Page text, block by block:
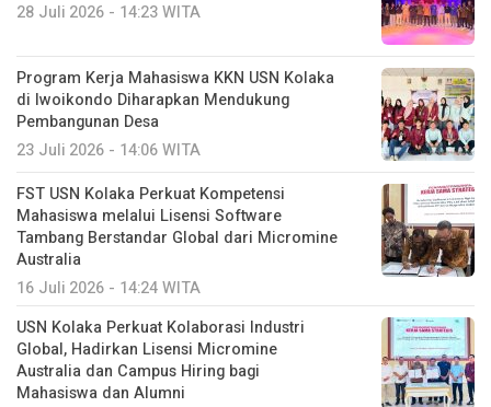
28 Juli 2026 - 14:23 WITA
Program Kerja Mahasiswa KKN USN Kolaka
di Iwoikondo Diharapkan Mendukung
Pembangunan Desa
23 Juli 2026 - 14:06 WITA
FST USN Kolaka Perkuat Kompetensi
Mahasiswa melalui Lisensi Software
Tambang Berstandar Global dari Micromine
Australia
16 Juli 2026 - 14:24 WITA
USN Kolaka Perkuat Kolaborasi Industri
Global, Hadirkan Lisensi Micromine
Australia dan Campus Hiring bagi
Mahasiswa dan Alumni